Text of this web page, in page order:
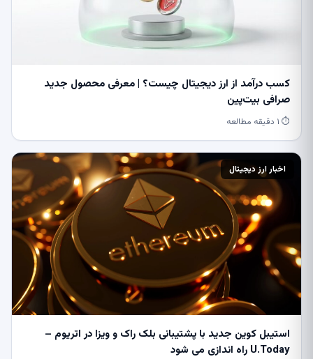
کسب درآمد از ارز دیجیتال چیست؟ | معرفی محصول جدید
صرافی بیت‌پین
⏱ ۱ دقیقه مطالعه
اخبار ارز دیجیتال
استیبل کوین جدید با پشتیبانی بلک راک و ویزا در اتریوم –
U.Today راه اندازی می شود